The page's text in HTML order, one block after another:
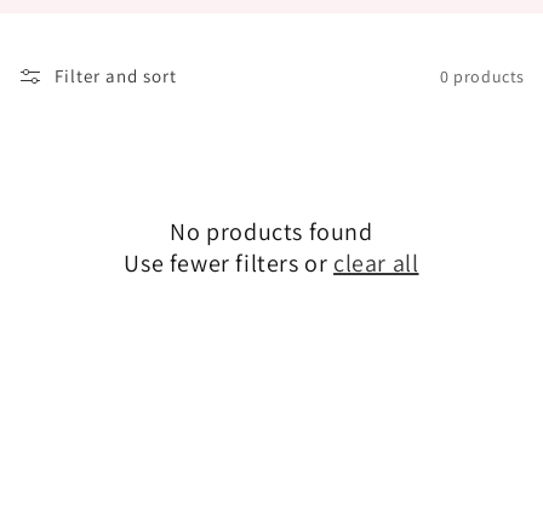
Filter and sort 0 products
No products found
Use fewer filters or clear all